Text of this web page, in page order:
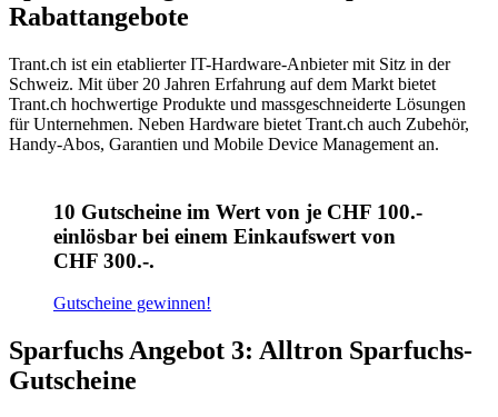
Rabattangebote
Trant.ch ist ein etablierter IT-Hardware-Anbieter mit Sitz in der
Schweiz. Mit über 20 Jahren Erfahrung auf dem Markt bietet
Trant.ch hochwertige Produkte und massgeschneiderte Lösungen
für Unternehmen. Neben Hardware bietet Trant.ch auch Zubehör,
Handy-Abos, Garantien und Mobile Device Management an.
10 Gutscheine im Wert von je CHF 100.-
einlösbar bei einem Einkaufswert von
CHF 300.-.
Gutscheine gewinnen!
Sparfuchs Angebot 3: Alltron Sparfuchs-
Gutscheine